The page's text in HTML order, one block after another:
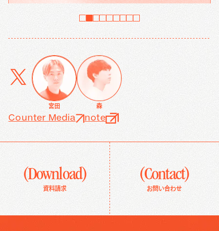
宮田 森
Counter Media note
(Download)
資料請求
(Contact)
お問い合わせ